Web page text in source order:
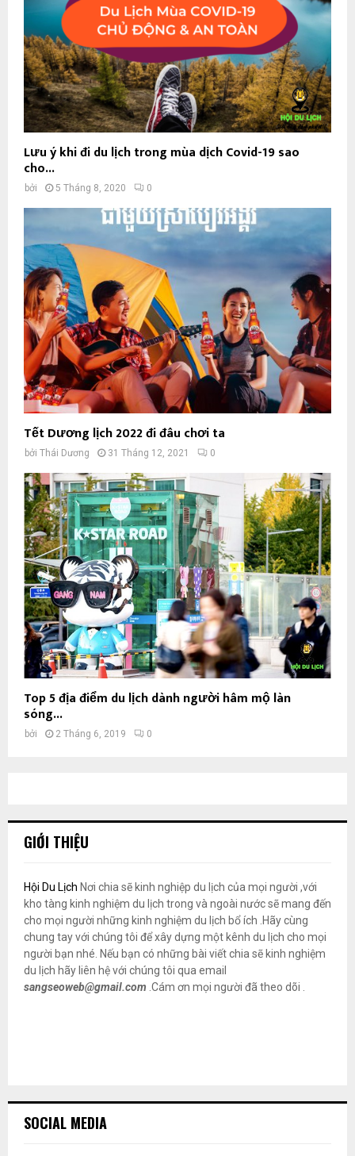
Lưu ý khi đi du lịch trong mùa dịch Covid-19 sao
cho...
bởi 5 Tháng 8, 2020 0
Tết Dương lịch 2022 đi đâu chơi ta
bởi Thái Dương 31 Tháng 12, 2021 0
Top 5 địa điểm du lịch dành người hâm mộ làn
sóng...
bởi 2 Tháng 6, 2019 0
GIỚI THIỆU
Hội Du Lịch Nơi chia sẽ kinh nghiệp du lịch của mọi người ,với
kho tàng kinh nghiệm du lịch trong và ngoài nước sẽ mang đến
cho mọi người những kinh nghiệm du lịch bổ ích .Hãy cùng
chung tay với chúng tôi để xây dựng một kênh du lịch cho mọi
người bạn nhé. Nếu bạn có những bài viết chia sẽ kinh nghiệm
du lịch hãy liên hệ với chúng tôi qua email
sangseoweb@gmail.com .Cám ơn mọi người đã theo dõi .
SOCIAL MEDIA